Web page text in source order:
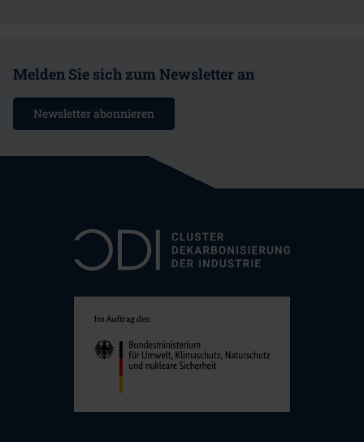
Melden Sie sich zum Newsletter an
Newsletter abonnieren